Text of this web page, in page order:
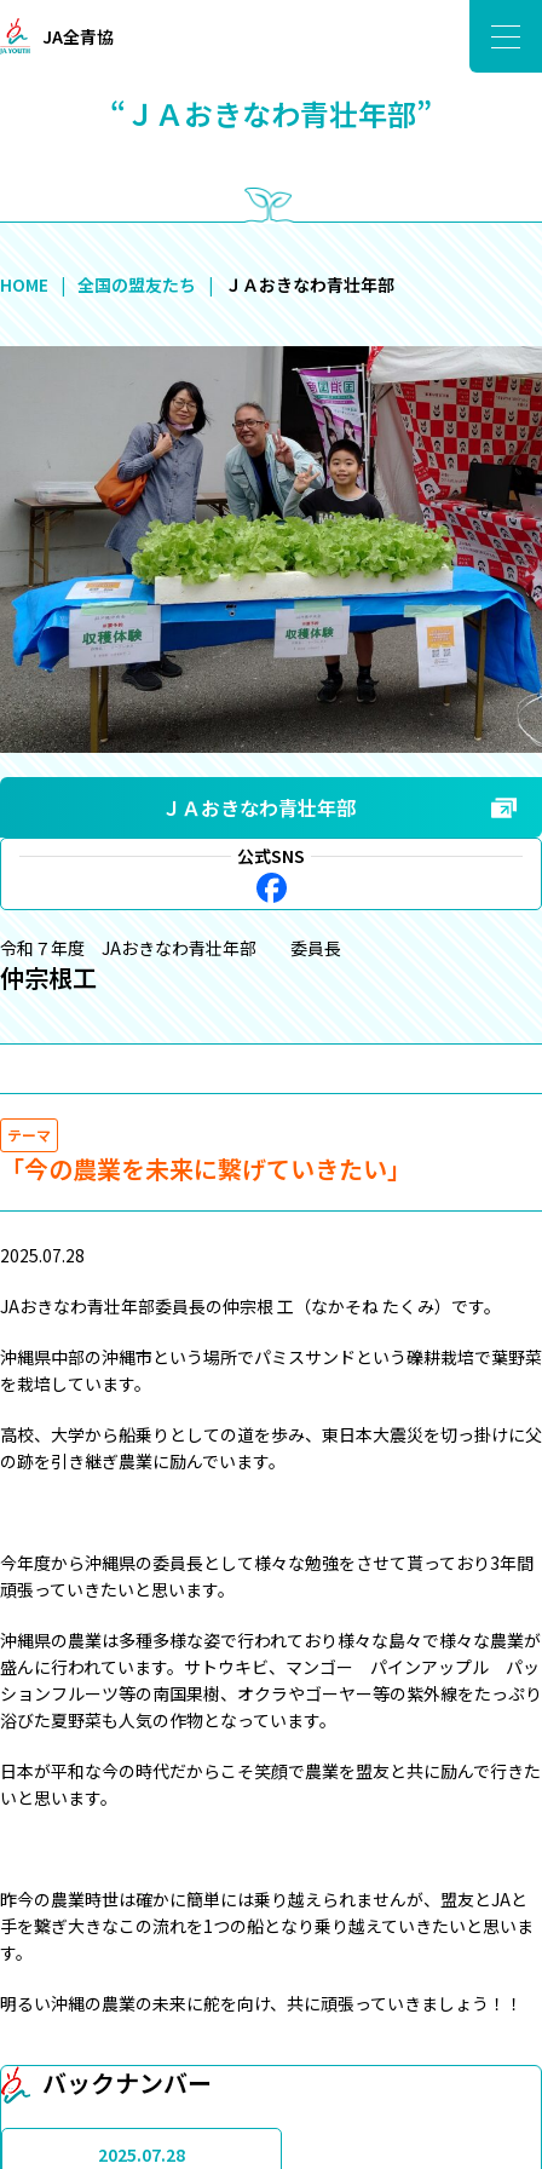
JA全青協
“ＪＡおきなわ青壮年部”
HOME 全国の盟友たち ＪＡおきなわ青壮年部
ＪＡおきなわ青壮年部
公式SNS
令和７年度 JAおきなわ青壮年部 委員長
仲宗根工
テーマ
「今の農業を未来に繋げていきたい」
2025.07.28
JAおきなわ青壮年部委員長の仲宗根 工（なかそね たくみ）です。
沖縄県中部の沖縄市という場所でパミスサンドという礫耕栽培で葉野菜
を栽培しています。
高校、大学から船乗りとしての道を歩み、東日本大震災を切っ掛けに父
の跡を引き継ぎ農業に励んでいます。
今年度から沖縄県の委員長として様々な勉強をさせて貰っており3年間
頑張っていきたいと思います。
沖縄県の農業は多種多様な姿で行われており様々な島々で様々な農業が
盛んに行われています。サトウキビ、マンゴー パインアップル パッ
ションフルーツ等の南国果樹、オクラやゴーヤー等の紫外線をたっぷり
浴びた夏野菜も人気の作物となっています。
日本が平和な今の時代だからこそ笑顔で農業を盟友と共に励んで行きた
いと思います。
昨今の農業時世は確かに簡単には乗り越えられませんが、盟友とJAと
手を繋ぎ大きなこの流れを1つの船となり乗り越えていきたいと思いま
す。
明るい沖縄の農業の未来に舵を向け、共に頑張っていきましょう！！
バックナンバー
2025.07.28